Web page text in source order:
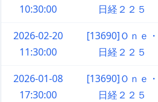
10:30:00
日経２２５
2026-02-20
11:30:00
[13690]Ｏｎｅ・
日経２２５
2026-01-08
17:30:00
[13690]Ｏｎｅ・
日経２２５